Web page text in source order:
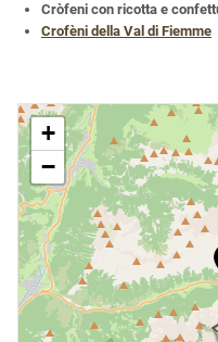
Cròfeni con ricotta e
Crofèni della Val di Fiemme
+
−